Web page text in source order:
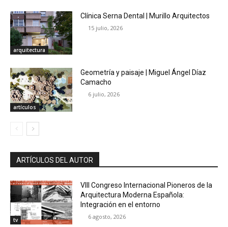
arquitectura
Clínica Serna Dental | Murillo Arquitectos
15 julio, 2026
artículos
Geometría y paisaje | Miguel Ángel Díaz
Camacho
6 julio, 2026
ARTÍCULOS DEL AUTOR
tv
VIII Congreso Internacional Pioneros de la
Arquitectura Moderna Española:
Integración en el entorno
6 agosto, 2026